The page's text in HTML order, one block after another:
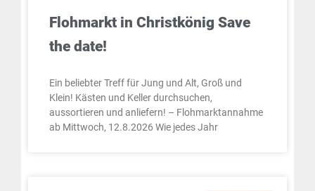
Flohmarkt in Christkönig Save
the date!
Ein beliebter Treff für Jung und Alt, Groß und
Klein! Kästen und Keller durchsuchen,
aussortieren und anliefern! – Flohmarktannahme
ab Mittwoch, 12.8.2026 Wie jedes Jahr